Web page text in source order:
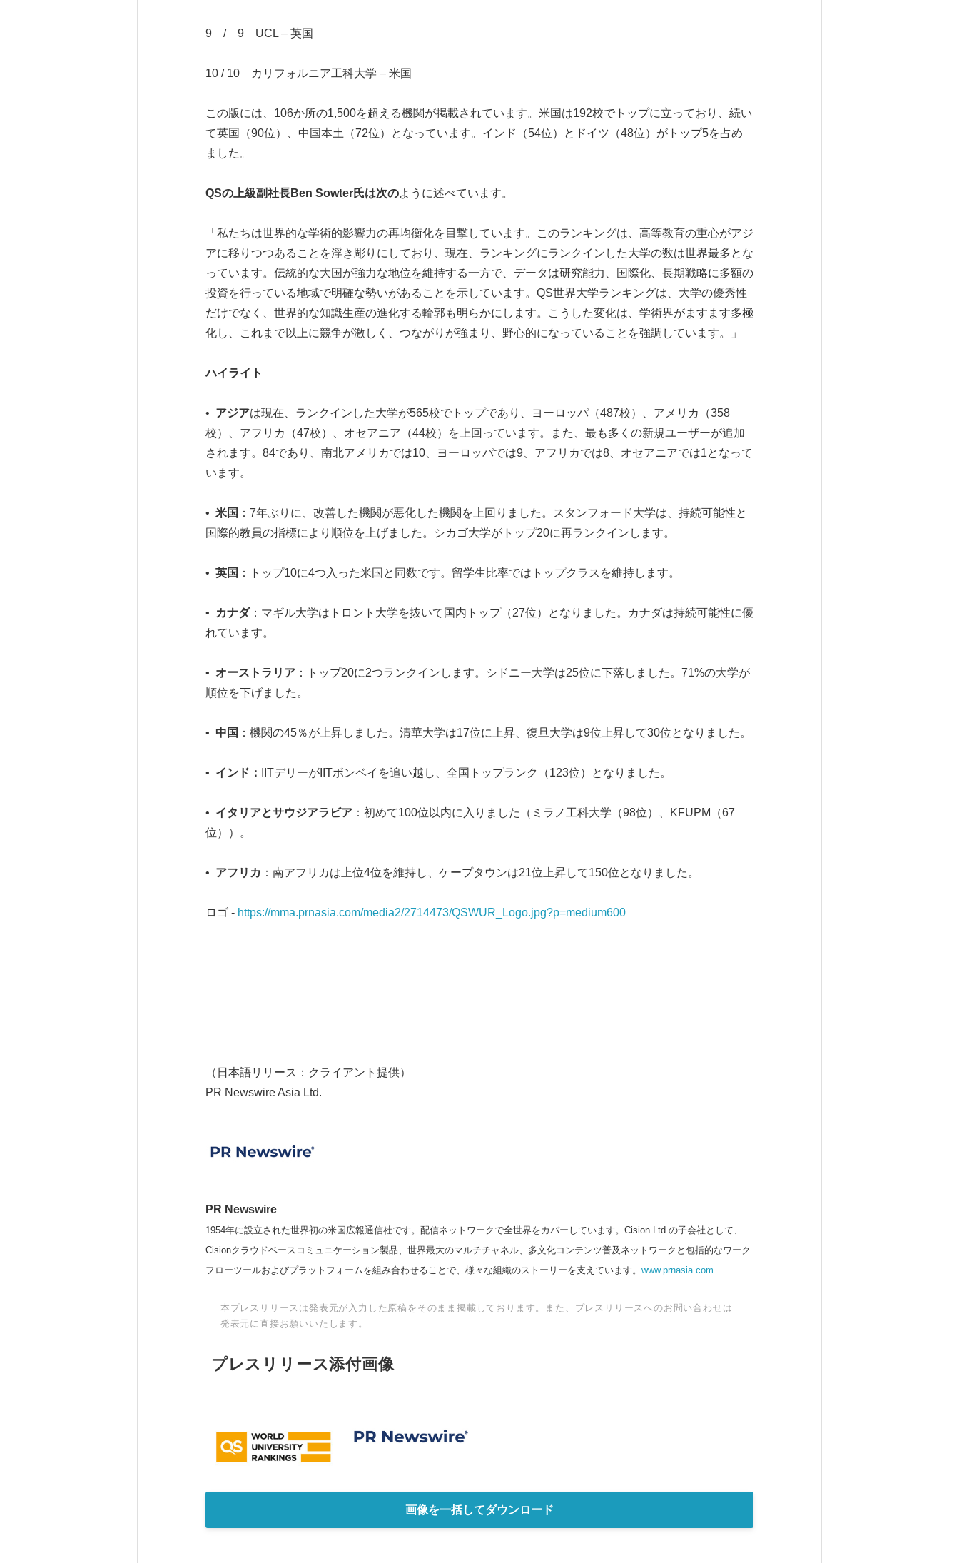
9 / 9 UCL – 英国
10 / 10 カリフォルニア工科大学 – 米国
この版には、106か所の1,500を超える機関が掲載されています。米国は192校でトップに立っており、続い
て英国（90位）、中国本土（72位）となっています。インド（54位）とドイツ（48位）がトップ5を占め
ました。
QSの上級副社長Ben Sowter氏は次のように述べています。
「私たちは世界的な学術的影響力の再均衡化を目撃しています。このランキングは、高等教育の重心がアジ
アに移りつつあることを浮き彫りにしており、現在、ランキングにランクインした大学の数は世界最多とな
っています。伝統的な大国が強力な地位を維持する一方で、データは研究能力、国際化、長期戦略に多額の
投資を行っている地域で明確な勢いがあることを示しています。QS世界大学ランキングは、大学の優秀性
だけでなく、世界的な知識生産の進化する輪郭も明らかにします。こうした変化は、学術界がますます多極
化し、これまで以上に競争が激しく、つながりが強まり、野心的になっていることを強調しています。」
ハイライト
• アジアは現在、ランクインした大学が565校でトップであり、ヨーロッパ（487校）、アメリカ（358
校）、アフリカ（47校）、オセアニア（44校）を上回っています。また、最も多くの新規ユーザーが追加
されます。84であり、南北アメリカでは10、ヨーロッパでは9、アフリカでは8、オセアニアでは1となって
います。
• 米国 ：7年ぶりに、改善した機関が悪化した機関を上回りました。スタンフォード大学は、持続可能性と
国際的教員の指標により順位を上げました。シカゴ大学がトップ20に再ランクインします。
• 英国 ：トップ10に4つ入った米国と同数です。留学生比率ではトップクラスを維持します。
• カナダ：マギル大学はトロント大学を抜いて国内トップ（27位）となりました。カナダは持続可能性に優
れています。
• オーストラリア：トップ20に2つランクインします。シドニー大学は25位に下落しました。71%の大学が
順位を下げました。
• 中国 ：機関の45％が上昇しました。清華大学は17位に上昇、復旦大学は9位上昇して30位となりました。
• インド： IITデリーがIITボンベイを追い越し、全国トップランク（123位）となりました。
• イタリアとサウジアラビア：初めて100位以内に入りました（ミラノ工科大学（98位）、KFUPM（67
位））。
• アフリカ ：南アフリカは上位4位を維持し、ケープタウンは21位上昇して150位となりました。
ロゴ - https://mma.prnasia.com/media2/2714473/QSWUR_Logo.jpg?p=medium600
（日本語リリース：クライアント提供）
PR Newswire Asia Ltd.
PR Newswire
1954年に設立された世界初の米国広報通信社です。配信ネットワークで全世界をカバーしています。Cision Ltd.の子会社として、
Cisionクラウドベースコミュニケーション製品、世界最大のマルチチャネル、多文化コンテンツ普及ネットワークと包括的なワーク
フローツールおよびプラットフォームを組み合わせることで、様々な組織のストーリーを支えています。 www.prnasia.com
本プレスリリースは発表元が入力した原稿をそのまま掲載しております。また、プレスリリースへのお問い合わせは
発表元に直接お願いいたします。
プレスリリース添付画像
画像を一括してダウンロード